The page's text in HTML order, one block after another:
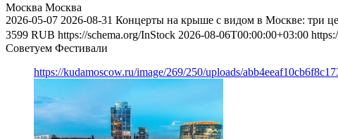
Москва Москва
2026-05-07 2026-08-31 Концерты на крыше с видом в Москве: три
3599 RUB https://schema.org/InStock 2026-08-06T00:00:00+03:00
Советуем Фестивали
https://kudamoscow.ru/image/269/250/uploads/